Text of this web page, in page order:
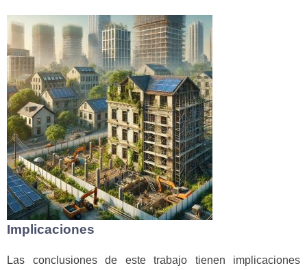
Implicaciones
Las conclusiones de este trabajo tienen implicaciones